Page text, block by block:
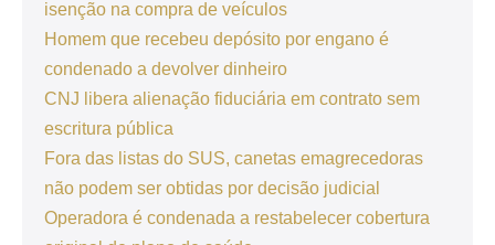
isenção na compra de veículos
Homem que recebeu depósito por engano é
condenado a devolver dinheiro
CNJ libera alienação fiduciária em contrato sem
escritura pública
Fora das listas do SUS, canetas emagrecedoras
não podem ser obtidas por decisão judicial
Operadora é condenada a restabelecer cobertura